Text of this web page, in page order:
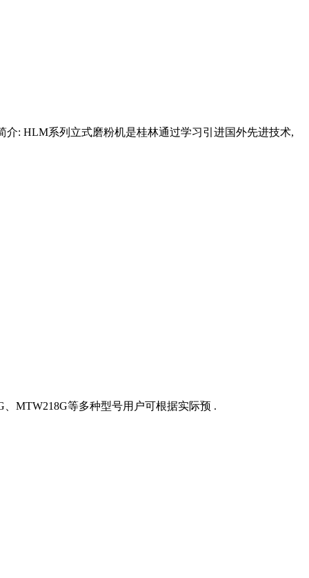
: HLM系列立式磨粉机是桂林通过学习引进国外先进技术,
MTW218G等多种型号用户可根据实际预 .